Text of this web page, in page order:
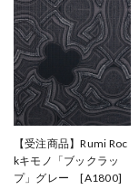
【受注商品】Rumi Roc
kキモノ「ブックラッ
プ」グレー [A1800]